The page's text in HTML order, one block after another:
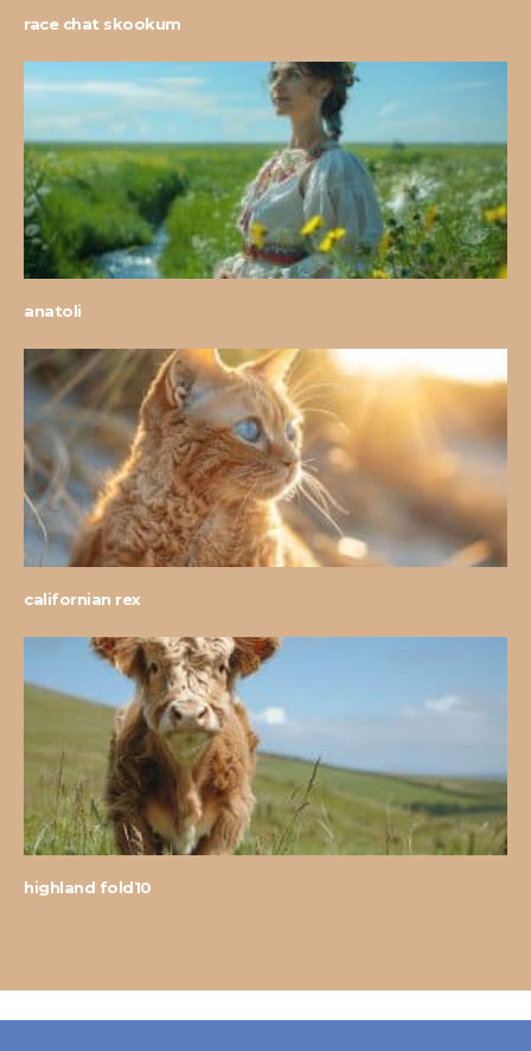
race chat skookum
anatoli
californian rex
highland fold10